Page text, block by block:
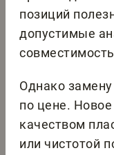
позиций
допустимые
Однако
по цене.
качеством
или чистотой